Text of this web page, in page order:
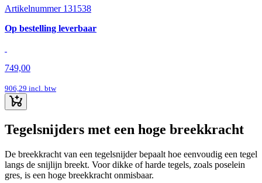
Artikelnummer 131538
Op bestelling leverbaar
749,00
906,29 incl. btw
Tegelsnijders met een hoge breekkracht
De breekkracht van een tegelsnijder bepaalt hoe eenvoudig een tegel
langs de snijlijn breekt. Voor dikke of harde tegels, zoals poselein
gres, is een hoge breekkracht onmisbaar.